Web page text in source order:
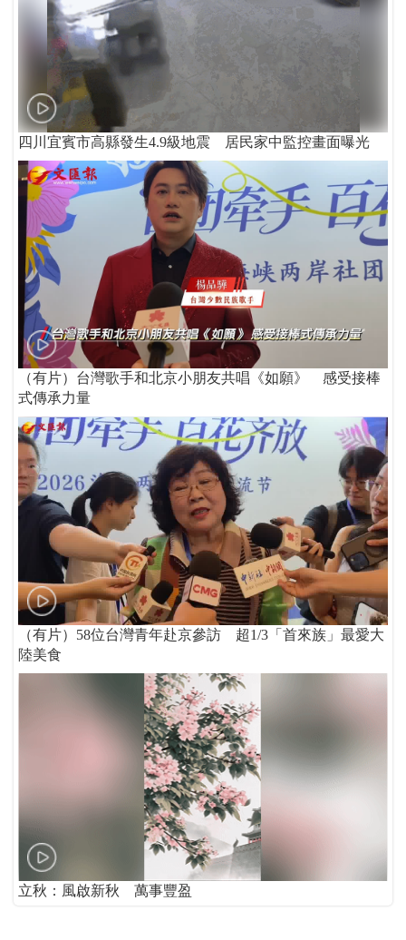
四川宜賓市高縣發生4.9級地震 居民家中監控畫面曝光
（有片）台灣歌手和北京小朋友共唱《如願》 感受接棒
式傳承力量
（有片）58位台灣青年赴京參訪 超1/3「首來族」最愛大
陸美食
立秋：風啟新秋 萬事豐盈